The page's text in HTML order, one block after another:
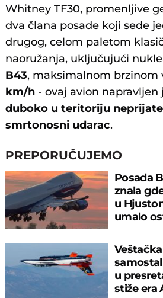
Whitney TF30, promenljive
dva člana posade koji sede
drugog, celom paletom
naoružanja, uključujući
B43, maksimalnom brzinom
km/h - ovaj avion napravljen
duboko u teritoriju
smrtonosni udarac.
PREPORUČUJEMO
Posada
znala
u
umalo
u
stiže era